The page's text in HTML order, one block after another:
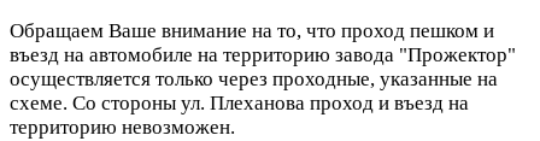
Обращаем Ваше внимание на то, что проход пешком и
въезд на автомобиле на территорию завода "Прожектор"
осуществляется только через проходные, указанные на
схеме. Со стороны ул. Плеханова проход и въезд на
территорию невозможен.